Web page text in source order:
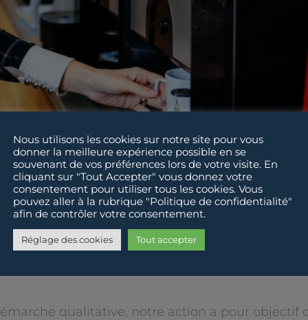
CAFÉ EN
qualitative, notre action a pour objectif
Nous utilisons les cookies sur notre site pour vous
donner la meilleure expérience possible en se
souvenant de vos préférences lors de votre visite. En
cliquant sur "Tout Accepter" vous donnez votre
consentement pour utiliser tous les cookies. Vous
pouvez aller à la rubrique "Politique de confidentialité"
afin de contrôler votre consentement.
Réglage des cookies Tout accepter